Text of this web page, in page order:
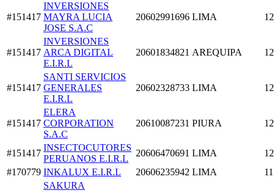
#151417
INVERSIONES
MAYRA LUCIA
JOSE S.A.C
20602991696 LIMA
#151417
INVERSIONES
ARCA DIGITAL
E.I.R.L
20601834821 AREQUIPA
#151417
SANTI SERVICIOS
GENERALES
E.I.R.L
20602328733 LIMA
#151417
ELERA
CORPORATION
S.A.C
20610087231 PIURA
#151417
INSECTOCUTORES
PERUANOS E.I.R.L
20606470691 LIMA
#170779 INKALUX E.I.R.L 20606235942 LIMA
SAKURA